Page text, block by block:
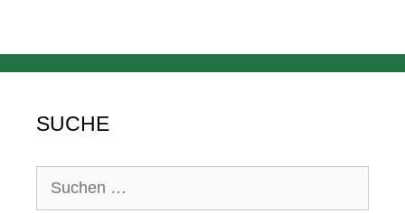
SUCHE
Suchen